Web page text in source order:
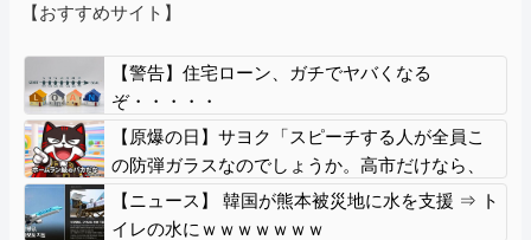
【おすすめサイト】
【警告】住宅ローン、ガチでヤバくなる
ぞ・・・・・
【原爆の日】サヨク「スピーチする人が全員こ
の防弾ガラスなのでしょうか。高市だけなら、
天下の恥晒し者です」→石破茂も防弾ガラスで
演説してました
【ニュース】 韓国が熊本被災地に水を支援 ⇒ ト
イレの水にｗｗｗｗｗｗｗ